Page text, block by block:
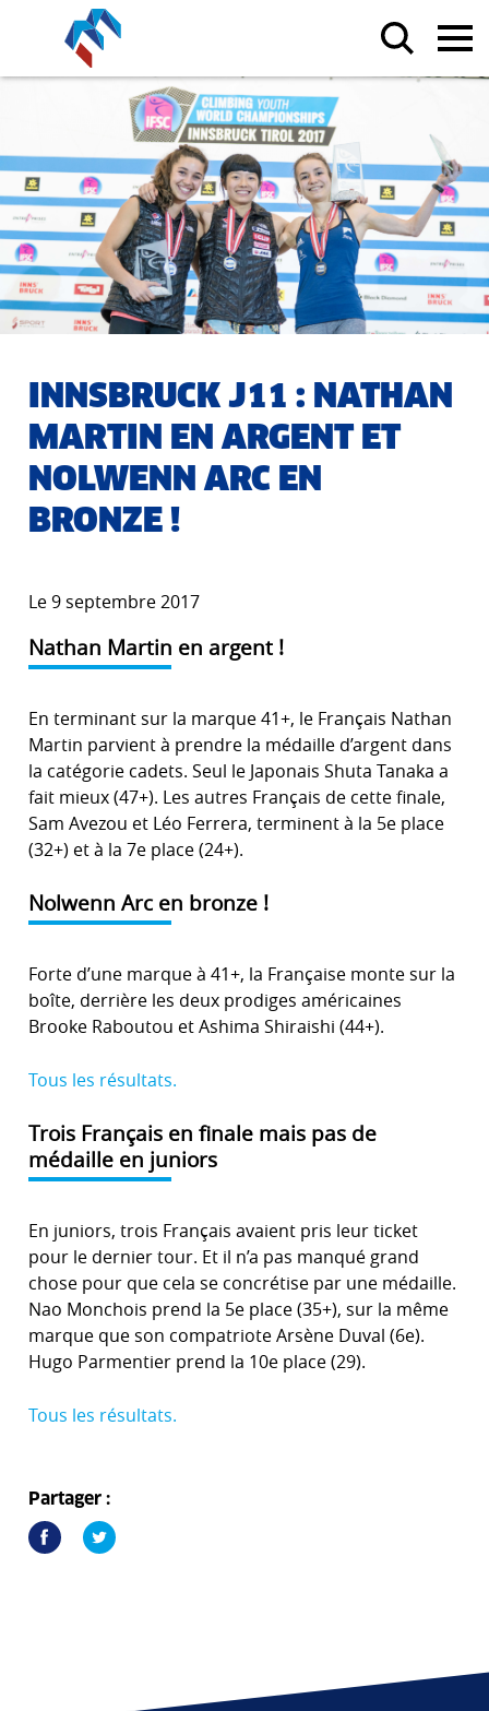
INNSBRUCK J11 : NATHAN
MARTIN EN ARGENT ET
NOLWENN ARC EN
BRONZE !
Le 9 septembre 2017
Nathan Martin en argent !
En terminant sur la marque 41+, le Français Nathan
Martin parvient à prendre la médaille d’argent dans
la catégorie cadets. Seul le Japonais Shuta Tanaka a
fait mieux (47+). Les autres Français de cette finale,
Sam Avezou et Léo Ferrera, terminent à la 5e place
(32+) et à la 7e place (24+).
Nolwenn Arc en bronze !
Forte d’une marque à 41+, la Française monte sur la
boîte, derrière les deux prodiges américaines
Brooke Raboutou et Ashima Shiraishi (44+).
Tous les résultats.
Trois Français en finale mais pas de
médaille en juniors
En juniors, trois Français avaient pris leur ticket
pour le dernier tour. Et il n’a pas manqué grand
chose pour que cela se concrétise par une médaille.
Nao Monchois prend la 5e place (35+), sur la même
marque que son compatriote Arsène Duval (6e).
Hugo Parmentier prend la 10e place (29).
Tous les résultats.
Partager :